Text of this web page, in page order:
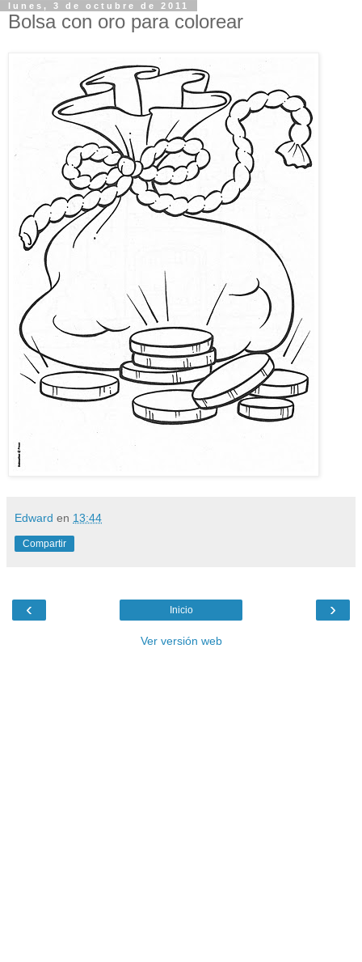
lunes, 3 de octubre de 2011
Bolsa con oro para colorear
Edward en 13:44
Compartir
‹ ›
Inicio
Ver versión web